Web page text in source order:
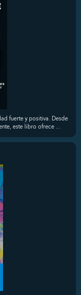
fuerte y positiva. Desde
este libro ofrece ...